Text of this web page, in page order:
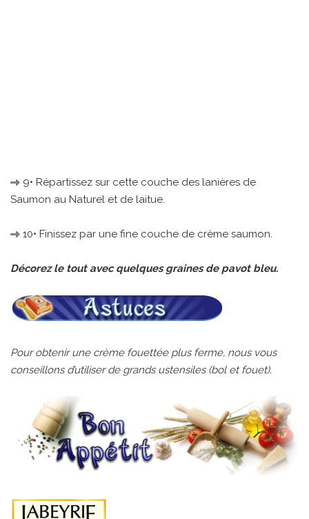
9• Répartissez sur cette couche des lanières de
Saumon au Naturel et de laitue.
10• Finissez par une fine couche de crème saumon.
Décorez le tout avec quelques graines de pavot bleu.
Pour obtenir une crème fouettée plus ferme, nous vous
conseillons d’utiliser de grands ustensiles (bol et fouet).